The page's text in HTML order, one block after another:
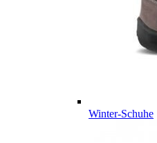
Winter-Schuhe